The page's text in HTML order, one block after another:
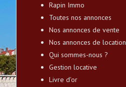
Rapin Immo
Toutes nos annonces
Nos annonces de vente
Nos annonces de location
Qui sommes-nous ?
Gestion locative
Livre d'or